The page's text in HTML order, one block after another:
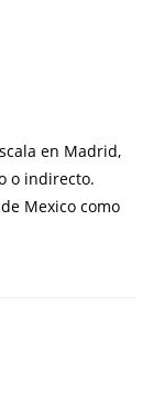
en Madrid,
o indirecto.
Mexico como